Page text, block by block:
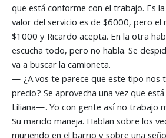
que está conforme con el trabajo. Es
valor del servicio es de $6000, pero el
$1000 y Ricardo acepta. En la otra
escucha todo, pero no habla. Se
va a buscar la camioneta.
— ¿A vos te parece que este tipo nos
precio? Se aprovecha una vez que
Liliana—. Yo con gente así no trabajo
Su marido maneja. Hablan sobre los